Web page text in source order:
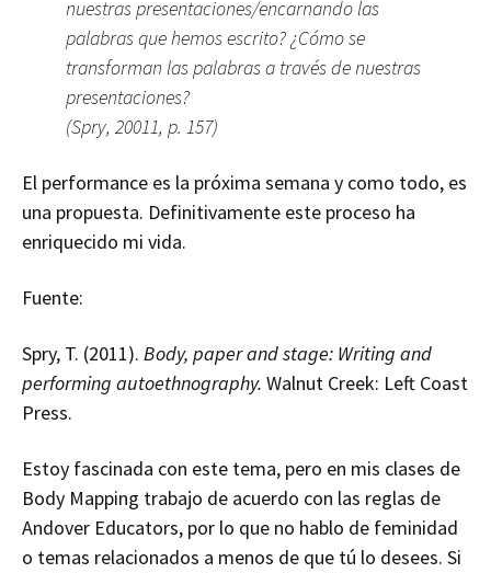
nuestras presentaciones/encarnando las
palabras que hemos escrito? ¿Cómo se
transforman las palabras a través de nuestras
presentaciones?
(Spry, 20011, p. 157)
El performance es la próxima semana y como todo, es
una propuesta. Definitivamente este proceso ha
enriquecido mi vida.
Fuente:
Spry, T. (2011). Body, paper and stage: Writing and
performing autoethnography. Walnut Creek: Left Coast
Press.
Estoy fascinada con este tema, pero en mis clases de
Body Mapping trabajo de acuerdo con las reglas de
Andover Educators, por lo que no hablo de feminidad
o temas relacionados a menos de que tú lo desees. Si